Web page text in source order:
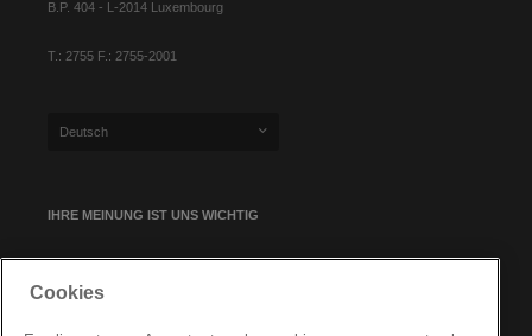
B.P. 404 - L-2014 Luxembourg
T.: 2755 F.: 2755-2001
Deutsch
IHRE MEINUNG IST UNS WICHTIG
NEWSLETTER-ANMELDUNG
Cookies